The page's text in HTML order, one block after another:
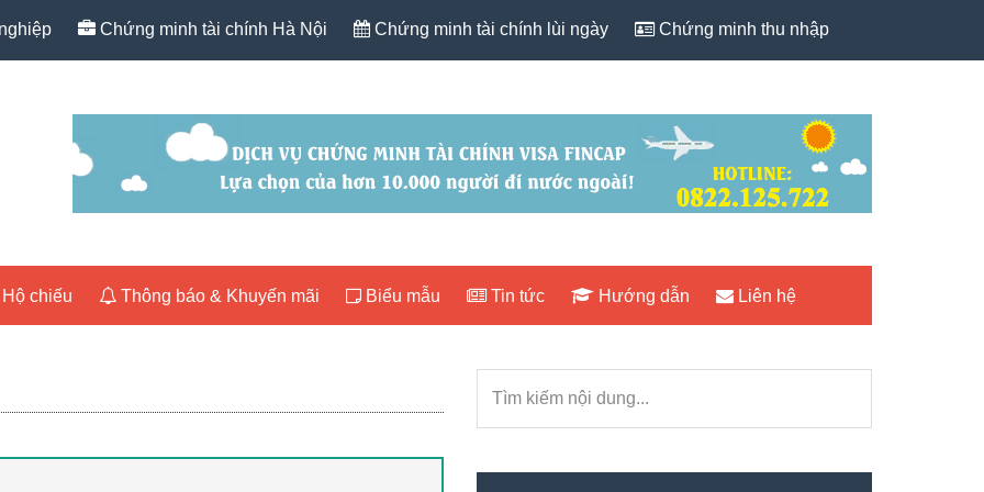
Chứng minh tài chính Hà Nội Chứng minh tài chính lùi ngày Chứng minh thu nhập
Hộ chiếu Thông báo & Khuyến mãi Biểu mẫu Tin tức Hướng dẫn Liên hệ
Sidebar
kiếm